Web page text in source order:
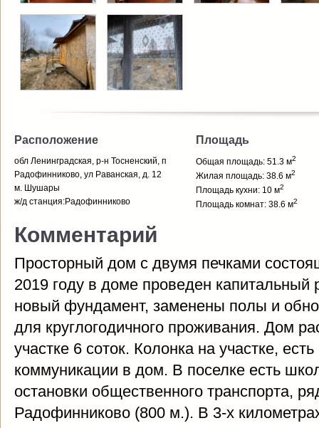
Расположение
обл Ленинградская, р-н Тосненский, п
Радофинниково, ул Раванская, д. 12
м. Шушары
ж/д станция:Радофинниково
Площадь
Общая площадь: 51.3 м2
Жилая площадь: 38.6 м2
Площадь кухни: 10 м2
Площадь комнат: 38.6 м2
Комментарий
Просторный дом с двумя печками
2019 году в доме проведен
новый фундамент, заменены полы и
для круглогодичного проживания. Дом
участке 6 соток. Колонка на участке,
коммуникации в дом. В поселке есть
остановки общественного транспорта,
Радофинниково (800 м.). В 3-х